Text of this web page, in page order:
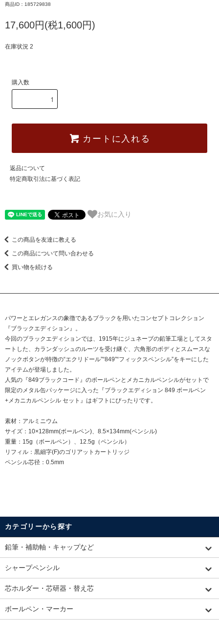
商品ID：185729838
17,600円(税1,600円)
在庫状況 2
購入数
カートに入れる
返品について
特定商取引法に基づく表記
お気に入り
この商品を友達に教える
この商品について問い合わせる
買い物を続ける
パワーとエレガンスの象徴であるブラックを用いたコンセプトコレクション
『ブラックエディション』。
今回のブラックエディションでは、1915年にジュネーブの鉛筆工場としてスタ
ートした、カランダッシュのルーツを受け継ぐ、六角形のボディとスムースな
ノックボタンが特徴の“エクリドール”“849”“フィックスペンシル”をキーにした
アイテムが登場しました。
人気の『849ブラックコード』のボールペンとメカニカルペンシルがセットで
限定のメタル缶パッケージに入った『ブラックエディション 849 ボールペン
+メカニカルペンシル セット』はギフトにぴったりです。
素材：アルミニウム
サイズ：10×128mm(ボールペン)、8.5×134mm(ペンシル)
重量：15g（ボールペン）、12.5g（ペンシル）
リフィル：黒細字(F)のゴリアットカートリッジ
ペンシル芯径：0.5mm
カテゴリーから探す
鉛筆・補助軸・キャップなど
シャープペンシル
芯ホルダー・芯研器・替え芯
ボールペン・マーカー